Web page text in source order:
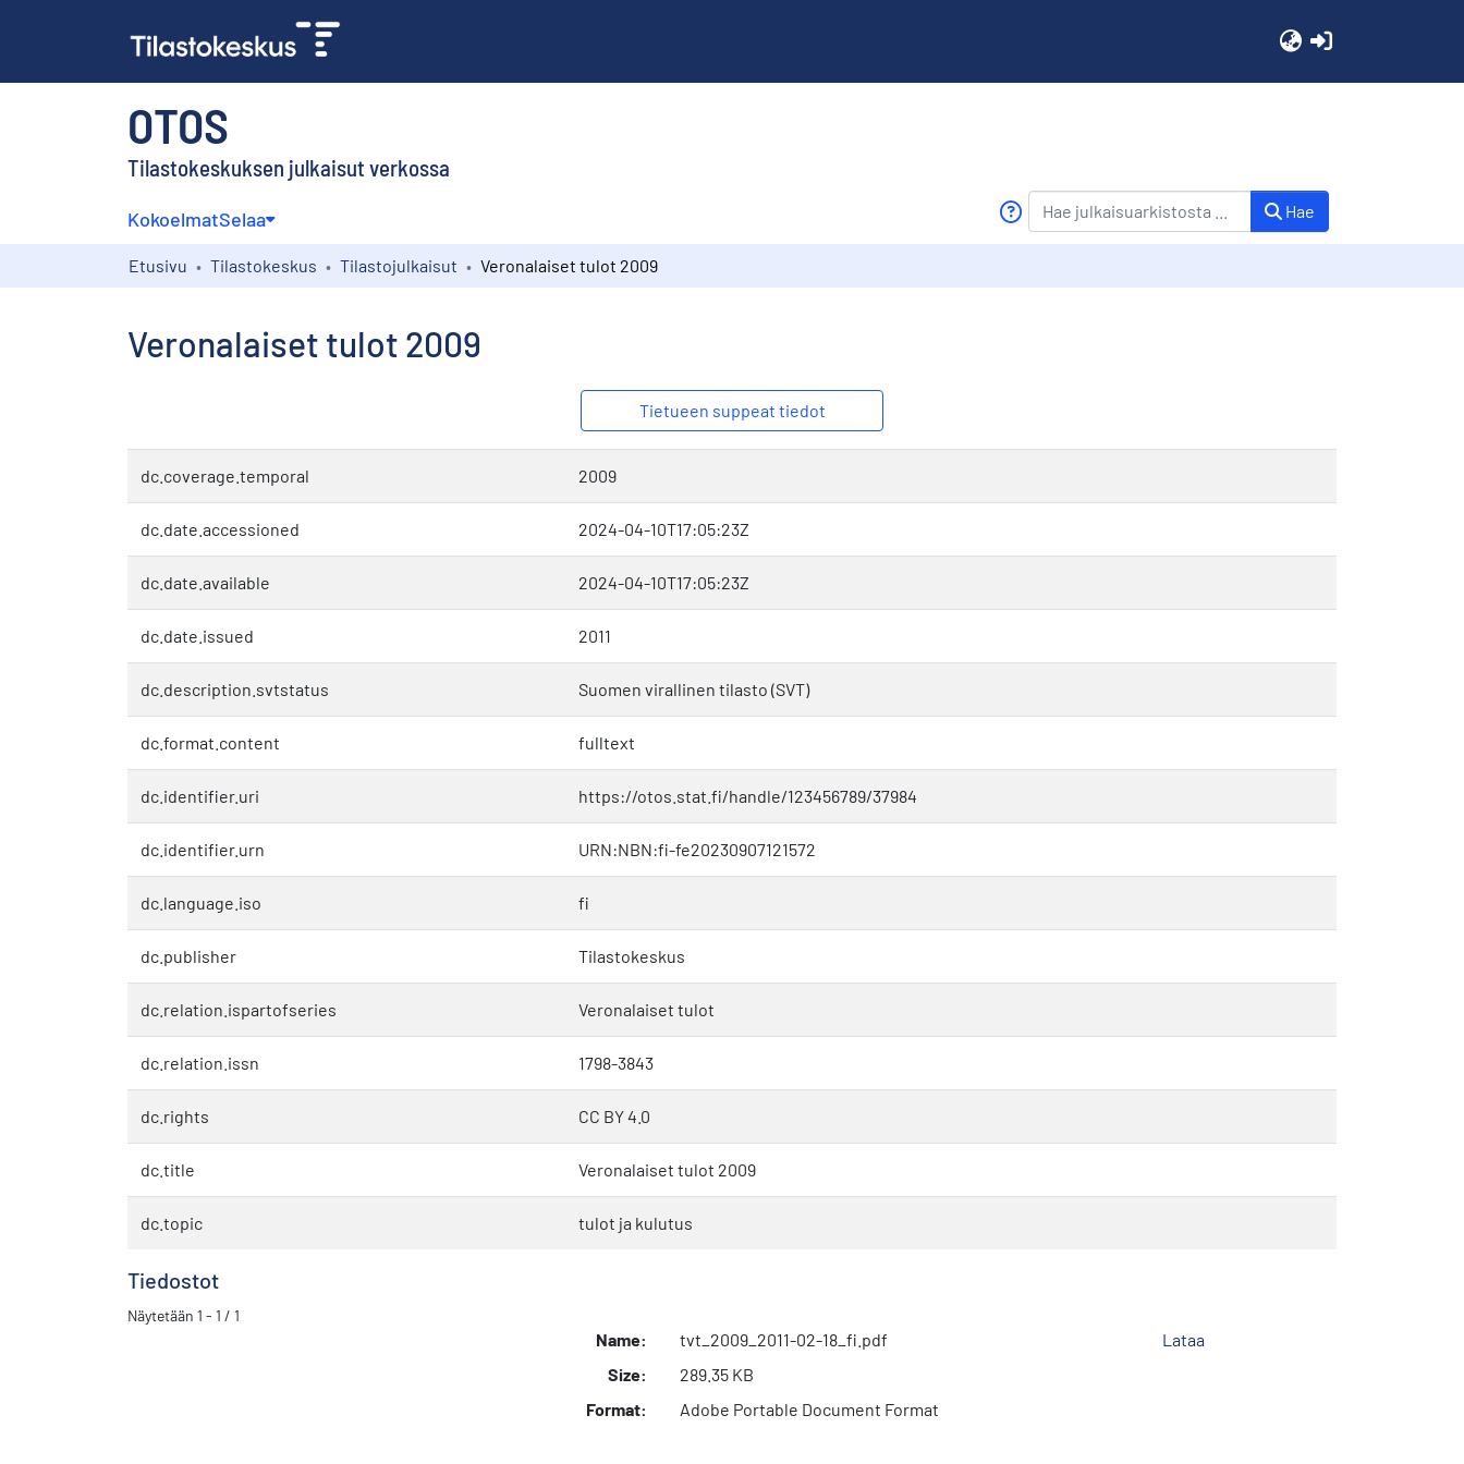
OTOS
Tilastokeskuksen julkaisut verkossa
KokoelmatSelaa Hae
Etusivu Tilastokeskus Tilastojulkaisut Veronalaiset tulot 2009
Veronalaiset tulot 2009
Tietueen suppeat tiedot
dc.coverage.temporal 2009
dc.date.accessioned 2024-04-10T17:05:23Z
dc.date.available 2024-04-10T17:05:23Z
dc.date.issued 2011
dc.description.svtstatus Suomen virallinen tilasto (SVT)
dc.format.content fulltext
dc.identifier.uri https://otos.stat.fi/handle/123456789/37984
dc.identifier.urn URN:NBN:fi-fe20230907121572
dc.language.iso fi
dc.publisher Tilastokeskus
dc.relation.ispartofseries Veronalaiset tulot
dc.relation.issn 1798-3843
dc.rights CC BY 4.0
dc.title Veronalaiset tulot 2009
dc.topic tulot ja kulutus
Tiedostot
Näytetään 1 - 1 / 1
Name:
tvt_2009_2011-02-18_fi.pdf
Size:
289.35 KB
Format:
Adobe Portable Document Format
Lataa